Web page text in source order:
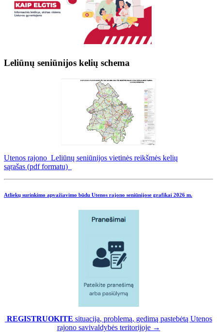
Leliūnų seniūnijos kelių schema
Utenos rajono Leliūnų seniūnijos vietinės reikšmės kelių
sąrašas (pdf formatu)
Atliekų surinkimo apvažiavimo būdu Utenos rajono seniūnijose grafikai 2026 m.
REGISTRUOKITE situaciją, problemą, gedimą pastebėtą Utenos
rajono savivaldybės teritorijoje →